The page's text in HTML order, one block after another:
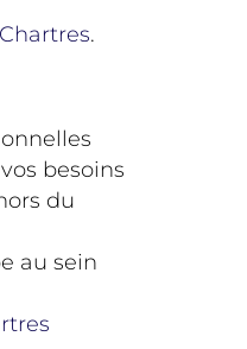
.
besoins
du
au sein